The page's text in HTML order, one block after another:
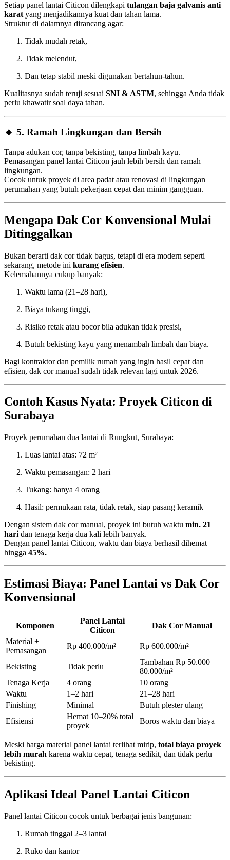
Setiap panel lantai Citicon dilengkapi tulangan baja galvanis anti
karat yang menjadikannya kuat dan tahan lama.
Struktur di dalamnya dirancang agar:
Tidak mudah retak,
Tidak melendut,
Dan tetap stabil meski digunakan bertahun-tahun.
Kualitasnya sudah teruji sesuai SNI & ASTM, sehingga Anda tidak
perlu khawatir soal daya tahan.
🔹 5. Ramah Lingkungan dan Bersih
Tanpa adukan cor, tanpa bekisting, tanpa limbah kayu.
Pemasangan panel lantai Citicon jauh lebih bersih dan ramah
lingkungan.
Cocok untuk proyek di area padat atau renovasi di lingkungan
perumahan yang butuh pekerjaan cepat dan minim gangguan.
Mengapa Dak Cor Konvensional Mulai
Ditinggalkan
Bukan berarti dak cor tidak bagus, tetapi di era modern seperti
sekarang, metode ini kurang efisien.
Kelemahannya cukup banyak:
Waktu lama (21–28 hari),
Biaya tukang tinggi,
Risiko retak atau bocor bila adukan tidak presisi,
Butuh bekisting kayu yang menambah limbah dan biaya.
Bagi kontraktor dan pemilik rumah yang ingin hasil cepat dan
efisien, dak cor manual sudah tidak relevan lagi untuk 2026.
Contoh Kasus Nyata: Proyek Citicon di
Surabaya
Proyek perumahan dua lantai di Rungkut, Surabaya:
Luas lantai atas: 72 m²
Waktu pemasangan: 2 hari
Tukang: hanya 4 orang
Hasil: permukaan rata, tidak retak, siap pasang keramik
Dengan sistem dak cor manual, proyek ini butuh waktu min. 21
hari dan tenaga kerja dua kali lebih banyak.
Dengan panel lantai Citicon, waktu dan biaya berhasil dihemat
hingga 45%.
Estimasi Biaya: Panel Lantai vs Dak Cor
Konvensional
Komponen
Panel Lantai
Citicon
Dak Cor Manual
Material +
Pemasangan
Rp 400.000/m² Rp 600.000/m²
Bekisting Tidak perlu
Tambahan Rp 50.000–
80.000/m²
Tenaga Kerja
4 orang
10 orang
Waktu
1–2 hari
21–28 hari
Finishing
Minimal
Butuh plester ulang
Efisiensi
Hemat 10–20% total
proyek
Boros waktu dan biaya
Meski harga material panel lantai terlihat mirip, total biaya proyek
lebih murah karena waktu cepat, tenaga sedikit, dan tidak perlu
bekisting.
Aplikasi Ideal Panel Lantai Citicon
Panel lantai Citicon cocok untuk berbagai jenis bangunan:
Rumah tinggal 2–3 lantai
Ruko dan kantor